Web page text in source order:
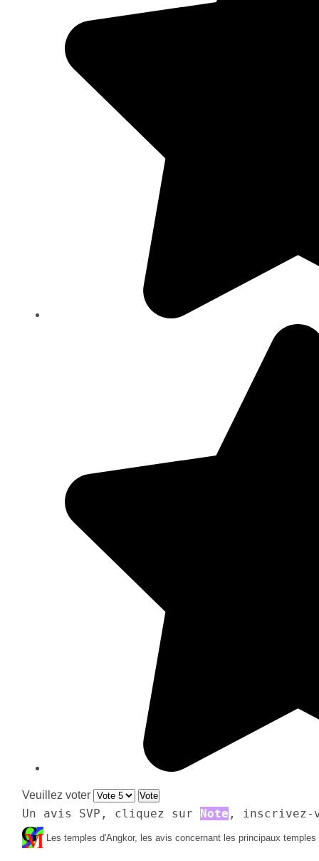
Veuillez voter
Un avis SVP, cliquez sur Note , inscrivez-
Les temples d'Angkor, les avis concernant les principaux